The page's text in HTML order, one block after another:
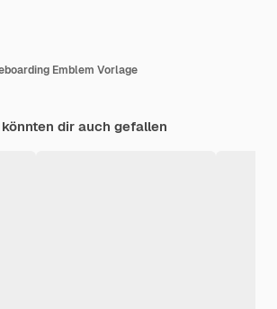
Emblem Vorlage
dir auch gefallen